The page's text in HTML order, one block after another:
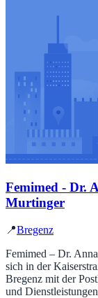
Femimed - Dr.
Murtinger
📍Bregenz
Femimed – Dr.
sich in der
Bregenz mit der
und